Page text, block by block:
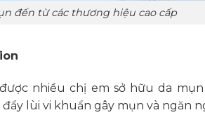
đến từ các thương hiệu cao cấp
nhiều chị em sở hữu da
lùi vi khuẩn gây mụn và ngăn